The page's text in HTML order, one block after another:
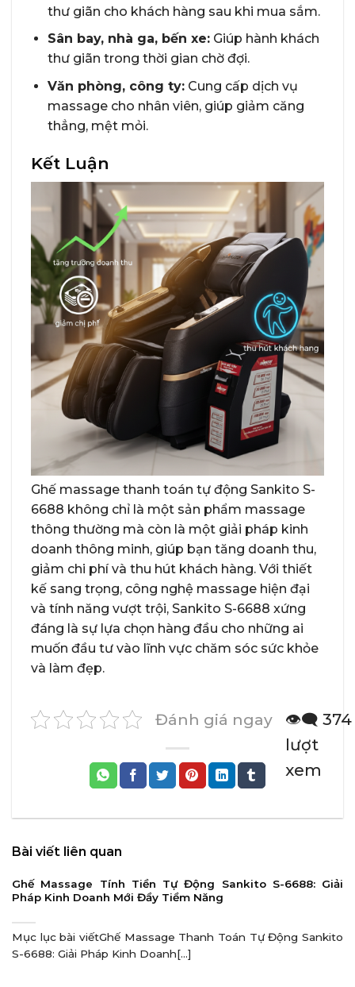
thư giãn cho khách hàng sau khi mua sắm.
Sân bay, nhà ga, bến xe:Giúp hành khách
thư giãn trong thời gian chờ đợi.
Văn phòng, công ty:Cung cấp dịch vụ
massage cho nhân viên, giúp giảm căng
thẳng, mệt mỏi.
Kết Luận
Ghế massage thanh toán tự động Sankito S-
6688 không chỉ là một sản phẩm massage
thông thường mà còn là một giải pháp kinh
doanh thông minh, giúp bạn tăng doanh thu,
giảm chi phí và thu hút khách hàng. Với thiết
kế sang trọng, công nghệ massage hiện đại
và tính năng vượt trội, Sankito S-6688 xứng
đáng là sự lựa chọn hàng đầu cho những ai
muốn đầu tư vào lĩnh vực chăm sóc sức khỏe
và làm đẹp.
Đánh giá ngay
👁️‍🗨️ 374
lượt
xem
Bài viết liên quan
Ghế Massage Tính Tiền Tự Động Sankito S-6688: Giải
Pháp Kinh Doanh Mới Đầy Tiềm Năng
Mục lục bài viếtGhế Massage Thanh Toán Tự Động Sankito
S-6688: Giải Pháp Kinh Doanh[...]